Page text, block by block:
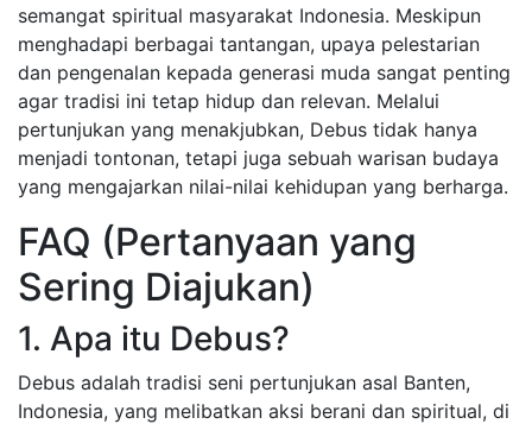
semangat spiritual masyarakat Indonesia. Meskipun
menghadapi berbagai tantangan, upaya pelestarian
dan pengenalan kepada generasi muda sangat penting
agar tradisi ini tetap hidup dan relevan. Melalui
pertunjukan yang menakjubkan, Debus tidak hanya
menjadi tontonan, tetapi juga sebuah warisan budaya
yang mengajarkan nilai-nilai kehidupan yang berharga.
FAQ (Pertanyaan yang
Sering Diajukan)
1. Apa itu Debus?
Debus adalah tradisi seni pertunjukan asal Banten,
Indonesia, yang melibatkan aksi berani dan spiritual, di